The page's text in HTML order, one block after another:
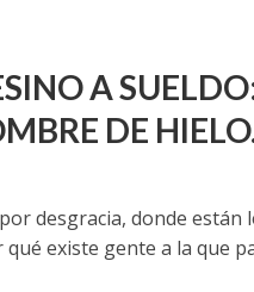
A
DE
desgracia, donde están
existe gente a la que